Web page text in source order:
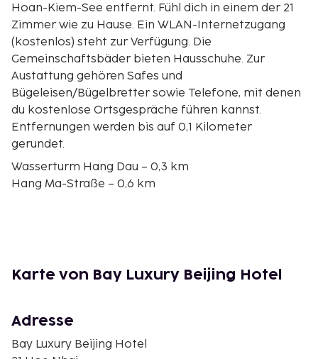
Hoan-Kiem-See entfernt. Fühl dich in einem der 21
Zimmer wie zu Hause. Ein WLAN-Internetzugang
(kostenlos) steht zur Verfügung. Die
Gemeinschaftsbäder bieten Hausschuhe. Zur
Austattung gehören Safes und
Bügeleisen/Bügelbretter sowie Telefone, mit denen
du kostenlose Ortsgespräche führen kannst.
Entfernungen werden bis auf 0,1 Kilometer
gerundet.
Wasserturm Hang Dau – 0,3 km
Hang Ma-Straße – 0,6 km
Đền Bạch Mã – 1,1 km
Zitadelle von Thăng Long – 1,1 km
Nachtmarkt in der Altstadt von Hanoi – 1,2 km
Train Street – 1,2 km
Vietnam National Tuong Theatre – 1,2 km
Karte von Bay Luxury Beijing Hotel
Adresse
Bay Luxury Beijing Hotel